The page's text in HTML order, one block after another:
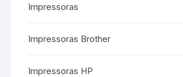
Impressoras
Impressoras Brother
Impressoras HP